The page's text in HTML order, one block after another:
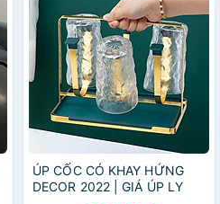
ÚP CỐC CÓ KHAY HỨNG
DECOR 2022 | GIÁ ÚP LY